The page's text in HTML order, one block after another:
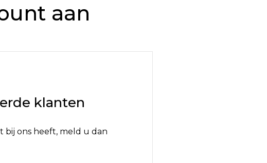
aan
klanten
bij ons heeft, meld u dan